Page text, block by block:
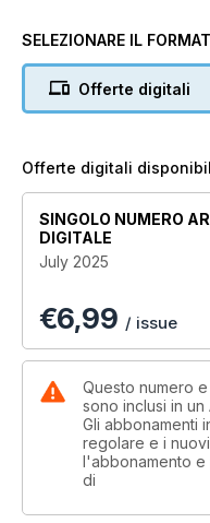
Sikorsky’s innovative
SELEZIONARE IL
Offerte digitali
Offerte digitali
SINGOLO NUMERO
DIGITALE
July 2025
€6,99 / issue
Questo numero
sono inclusi in un
Gli abbonamenti
regolare e i
l'abbonamento e
di